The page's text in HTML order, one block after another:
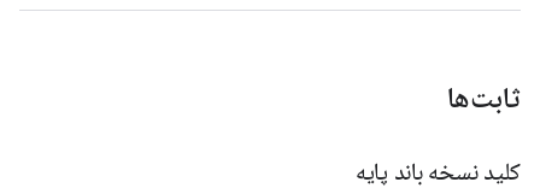
ثابت‌ها
کلید نسخه باند پایه